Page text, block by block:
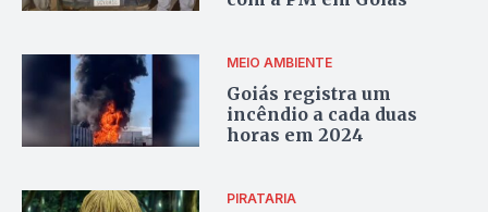
MEIO AMBIENTE
Goiás registra um
incêndio a cada duas
horas em 2024
PIRATARIA